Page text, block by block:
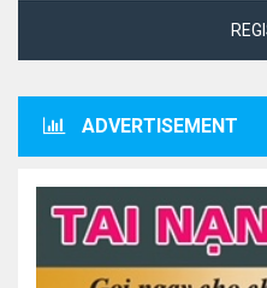
ADVERTISEMENT